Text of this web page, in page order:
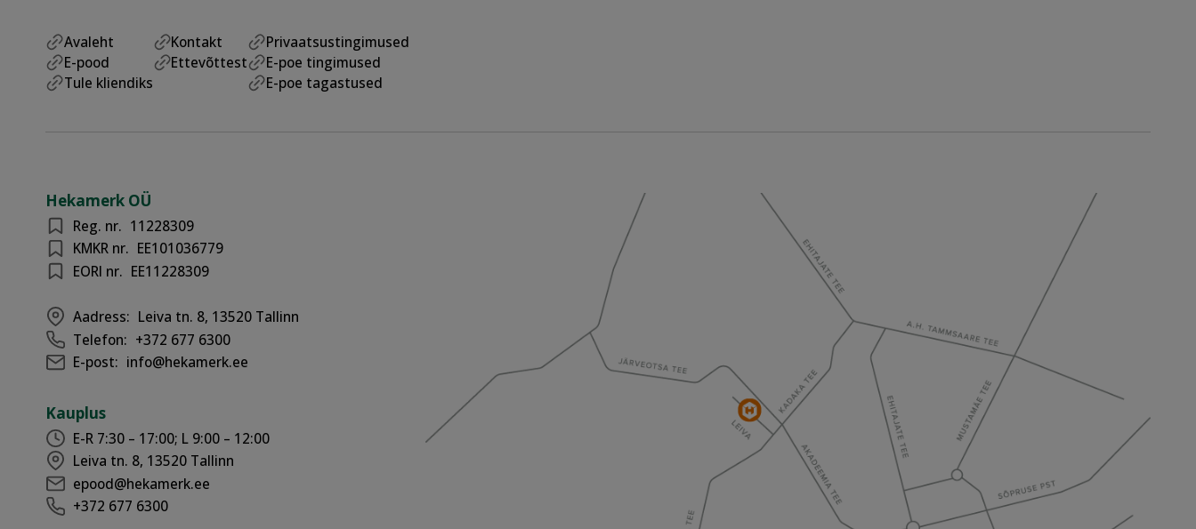
Avaleht
E-pood
Tule kliendiks
Kontakt
Ettevõttest
Privaatsustingimused
E-poe tingimused
E-poe tagastused
Hekamerk OÜ
Reg. nr. 11228309
KMKR nr. EE101036779
EORI nr. EE11228309
Aadress: Leiva tn. 8, 13520 Tallinn
Telefon: +372 677 6300
E-post: info@hekamerk.ee
Kauplus
E-R 7:30 – 17:00; L 9:00 – 12:00
Leiva tn. 8, 13520 Tallinn
epood@hekamerk.ee
+372 677 6300